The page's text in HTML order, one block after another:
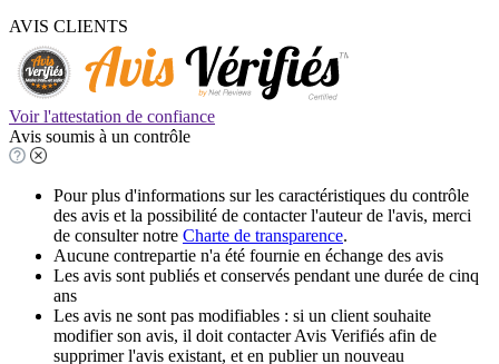
AVIS CLIENTS
Voir l'attestation de confiance
Avis soumis à un contrôle
Pour plus d'informations sur les caractéristiques du contrôle
des avis et la possibilité de contacter l'auteur de l'avis, merci
de consulter notre Charte de transparence.
Aucune contrepartie n'a été fournie en échange des avis
Les avis sont publiés et conservés pendant une durée de cinq
ans
Les avis ne sont pas modifiables : si un client souhaite
modifier son avis, il doit contacter Avis Verifiés afin de
supprimer l'avis existant, et en publier un nouveau